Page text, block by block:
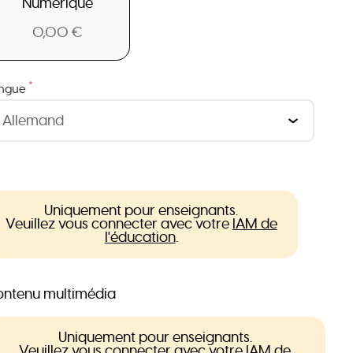
0,00 €
*
Uniquement pour enseignants.
Veuillez vous connecter avec votre IAM de
l'éducation.
multimédia
Uniquement pour enseignants.